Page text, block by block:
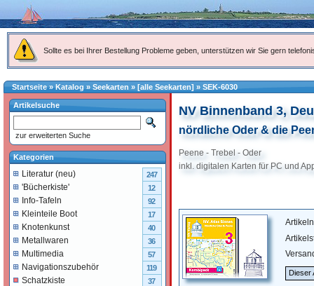
Sollte es bei Ihrer Bestellung Probleme geben, unterstützen wir Sie gern
Startseite»Katalog » Seekarten » [alle Seekarten] » SEK-6030
NV Binnenband 3,
nördliche Oder & die
Peene - Trebel - Oder
inkl. digitalen Karten für PC und
Dieser
Artikelsuche
zur erweiterten Suche
Kategorien
Literatur (neu) 247
'Bücherkiste' 12
Info-Tafeln 92
Kleinteile Boot 17
Knotenkunst 40
Metallwaren 36
Multimedia 57
Navigationszubehör 119
Schatzkiste 37